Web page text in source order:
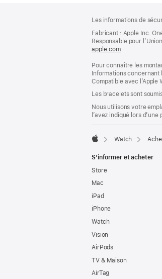
de
page
de
bas
de
page
Les informations de
Fabricant : Apple Inc.
Responsable pour
apple.com(s’ouvre
une
nouvelle
fenêtre)
Pour connaître les
Informations concernant
Compatible avec l’Apple
Les bracelets sont
Nous utilisons votre
l’avez indiqué lors
Watch
S’informer et acheter
Store
Mac
iPad
iPhone
Watch
Vision
AirPods
TV & Maison
AirTag